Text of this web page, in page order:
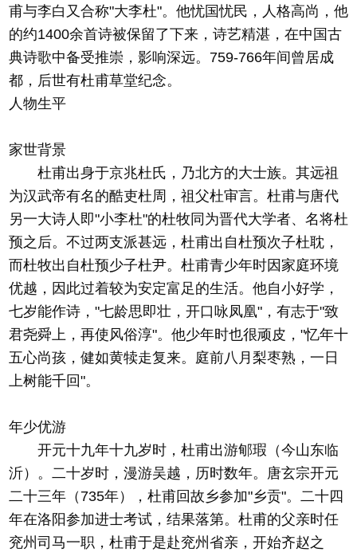
甫与李白又合称"大李杜"。他忧国忧民，人格高尚，他
的约1400余首诗被保留了下来，诗艺精湛，在中国古
典诗歌中备受推崇，影响深远。759-766年间曾居成
都，后世有杜甫草堂纪念。
人物生平
家世背景
杜甫出身于京兆杜氏，乃北方的大士族。其远祖
为汉武帝有名的酷吏杜周，祖父杜审言。杜甫与唐代
另一大诗人即"小李杜"的杜牧同为晋代大学者、名将杜
预之后。不过两支派甚远，杜甫出自杜预次子杜耽，
而杜牧出自杜预少子杜尹。杜甫青少年时因家庭环境
优越，因此过着较为安定富足的生活。他自小好学，
七岁能作诗，"七龄思即壮，开口咏凤凰"，有志于"致
君尧舜上，再使风俗淳"。他少年时也很顽皮，"忆年十
五心尚孩，健如黄犊走复来。庭前八月梨枣熟，一日
上树能千回"。
年少优游
开元十九年十九岁时，杜甫出游郇瑕（今山东临
沂）。二十岁时，漫游吴越，历时数年。唐玄宗开元
二十三年（735年），杜甫回故乡参加"乡贡"。二十四
年在洛阳参加进士考试，结果落第。杜甫的父亲时任
兖州司马一职，杜甫于是赴兖州省亲，开始齐赵之